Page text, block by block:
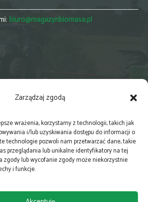
Zarządzaj zgodą
wrażenia, korzystamy z technologii, takich jak
i/lub uzyskiwania dostępu do informacji o
technologie pozwoli nam przetwarzać dane, takie
przeglądania lub unikalne identyfikatory na tej
zgody lub wycofanie zgody może niekorzystnie
i funkcje.
biuro@magazynbiomasa.pl